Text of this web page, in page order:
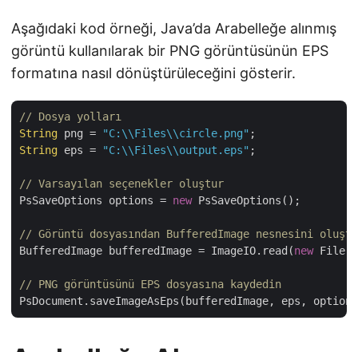
Aşağıdaki kod örneği, Java’da Arabelleğe alınmış
görüntü kullanılarak bir PNG görüntüsünün EPS
formatına nasıl dönüştürüleceğini gösterir.
// Dosya yolları
String png = "C:\\Files\\circle.png"
String eps = "C:\\Files\\output.eps" ;
// Varsayılan seçenekler oluştur
PsSaveOptions options = new PsSaveOptions();
// Görüntü dosyasından BufferedImage nesnesini
BufferedImage bufferedImage = ImageIO.read(new
// PNG görüntüsünü EPS dosyasına kaydedin